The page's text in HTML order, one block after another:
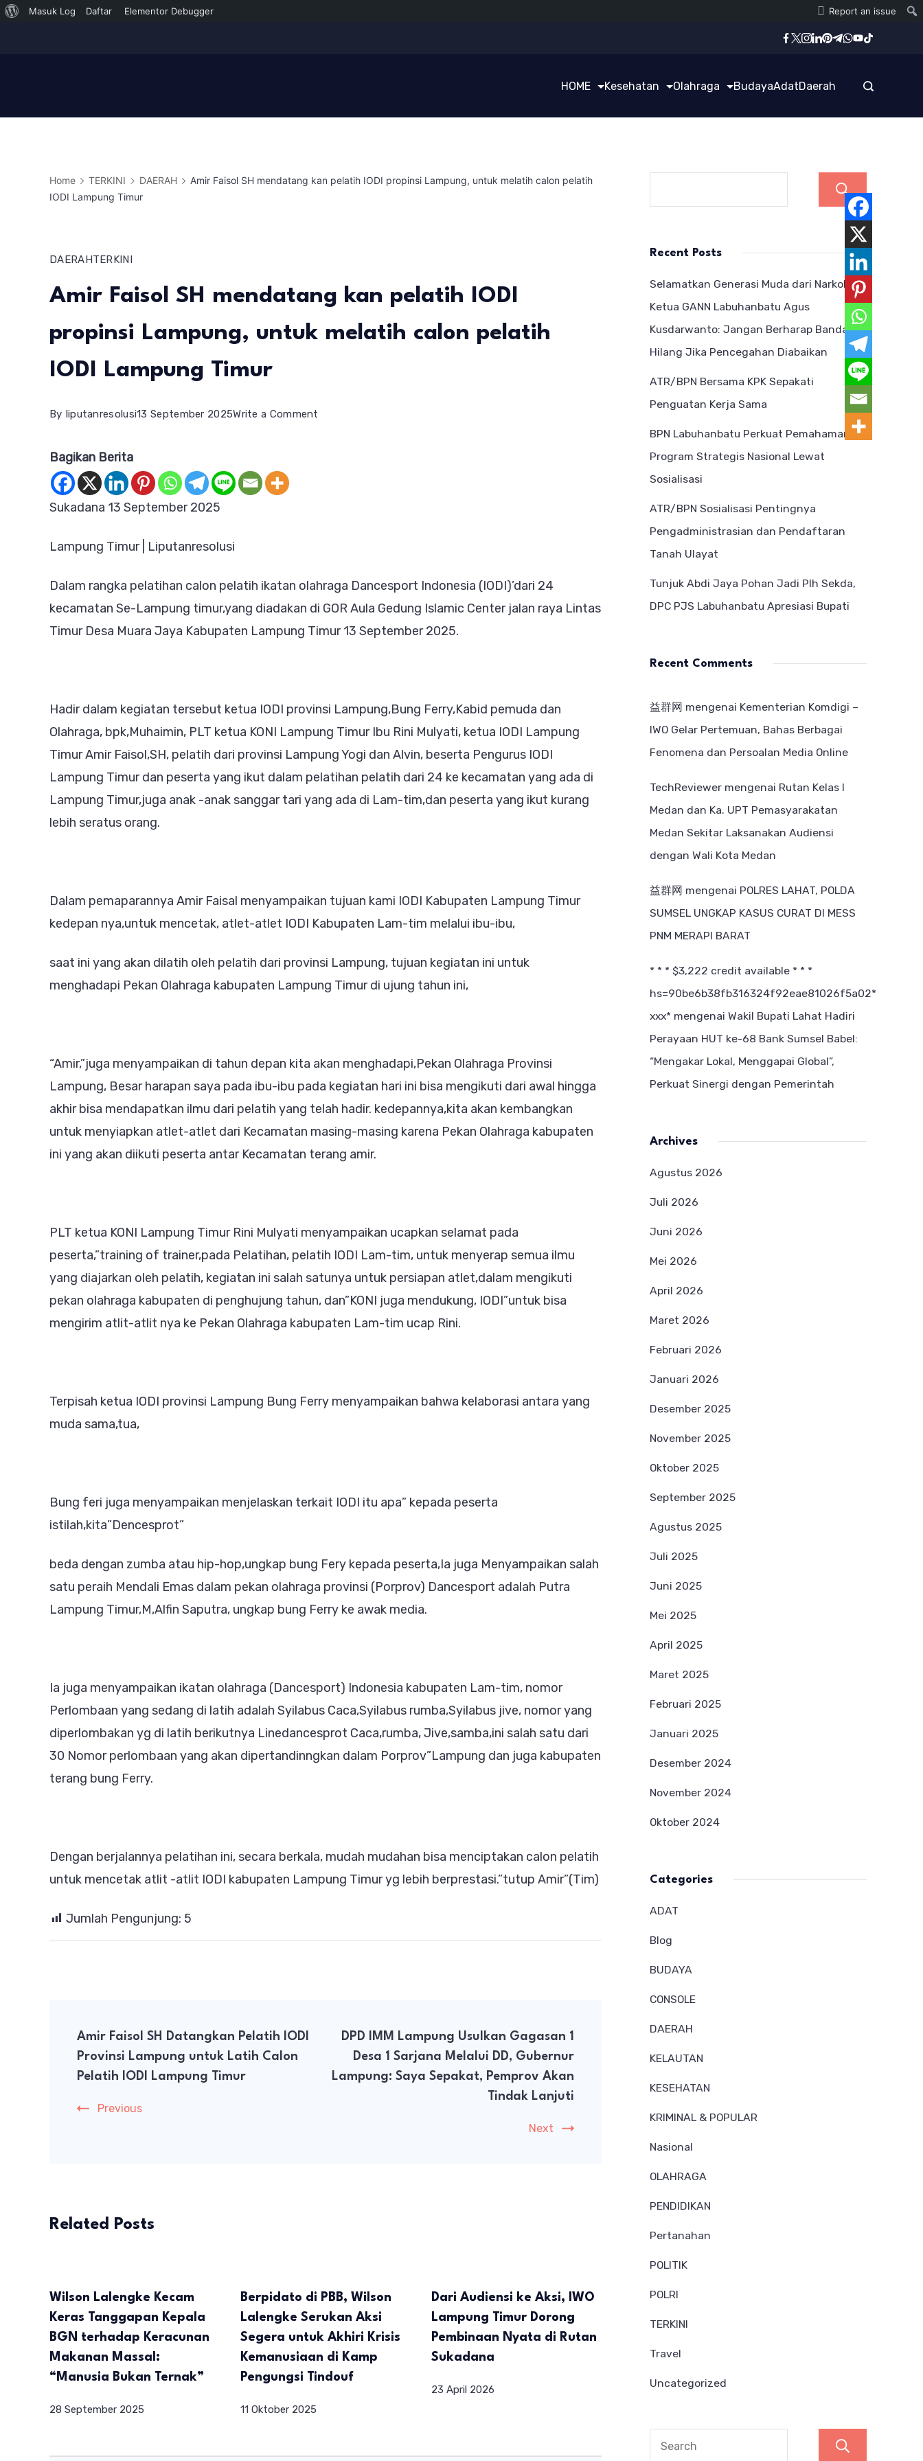
Tentang
Masuk Log Daftar Elementor Debugger Report an issue
HOME Kesehatan Olahraga BudayaAdatDaerah
Home TERKINI DAERAH
Amir Faisol SH mendatang kan pelatih IODI propinsi Lampung, untuk melatih calon pelatih
IODI Lampung Timur
DAERAHTERKINI
Amir Faisol SH mendatang kan pelatih IODI
propinsi Lampung, untuk melatih calon pelatih
IODI Lampung Timur
By liputanresolusi13 September 2025Write a Comment
propinsi
pelatih
IODI
Lampung
Timur
Bagikan Berita
Sukadana 13 September 2025
Lampung Timur | Liputanresolusi
Dalam rangka pelatihan calon pelatih ikatan olahraga Dancesport Indonesia (IODI)’dari 24
kecamatan Se-Lampung timur,yang diadakan di GOR Aula Gedung Islamic Center jalan raya Lintas
Timur Desa Muara Jaya Kabupaten Lampung Timur 13 September 2025.
Hadir dalam kegiatan tersebut ketua IODI provinsi Lampung,Bung Ferry,Kabid pemuda dan
Olahraga, bpk,Muhaimin, PLT ketua KONI Lampung Timur Ibu Rini Mulyati, ketua IODI Lampung
Timur Amir Faisol,SH, pelatih dari provinsi Lampung Yogi dan Alvin, beserta Pengurus IODI
Lampung Timur dan peserta yang ikut dalam pelatihan pelatih dari 24 ke kecamatan yang ada di
Lampung Timur,juga anak -anak sanggar tari yang ada di Lam-tim,dan peserta yang ikut kurang
lebih seratus orang.
Dalam pemaparannya Amir Faisal menyampaikan tujuan kami IODI Kabupaten Lampung Timur
kedepan nya,untuk mencetak, atlet-atlet IODI Kabupaten Lam-tim melalui ibu-ibu,
saat ini yang akan dilatih oleh pelatih dari provinsi Lampung, tujuan kegiatan ini untuk
menghadapi Pekan Olahraga kabupaten Lampung Timur di ujung tahun ini,
“Amir,”juga menyampaikan di tahun depan kita akan menghadapi,Pekan Olahraga Provinsi
Lampung, Besar harapan saya pada ibu-ibu pada kegiatan hari ini bisa mengikuti dari awal hingga
akhir bisa mendapatkan ilmu dari pelatih yang telah hadir. kedepannya,kita akan kembangkan
untuk menyiapkan atlet-atlet dari Kecamatan masing-masing karena Pekan Olahraga kabupaten
ini yang akan diikuti peserta antar Kecamatan terang amir.
PLT ketua KONI Lampung Timur Rini Mulyati menyampaikan ucapkan selamat pada
peserta,”training of trainer,pada Pelatihan, pelatih IODI Lam-tim, untuk menyerap semua ilmu
yang diajarkan oleh pelatih, kegiatan ini salah satunya untuk persiapan atlet,dalam mengikuti
pekan olahraga kabupaten di penghujung tahun, dan”KONI juga mendukung, IODI”untuk bisa
mengirim atlit-atlit nya ke Pekan Olahraga kabupaten Lam-tim ucap Rini.
Terpisah ketua IODI provinsi Lampung Bung Ferry menyampaikan bahwa kelaborasi antara yang
muda sama,tua,
Bung feri juga menyampaikan menjelaskan terkait IODI itu apa” kepada peserta
istilah,kita”Dencesprot”
beda dengan zumba atau hip-hop,ungkap bung Fery kepada peserta,Ia juga Menyampaikan salah
satu peraih Mendali Emas dalam pekan olahraga provinsi (Porprov) Dancesport adalah Putra
Lampung Timur,M,Alfin Saputra, ungkap bung Ferry ke awak media.
Ia juga menyampaikan ikatan olahraga (Dancesport) Indonesia kabupaten Lam-tim, nomor
Perlombaan yang sedang di latih adalah Syilabus Caca,Syilabus rumba,Syilabus jive, nomor yang
diperlombakan yg di latih berikutnya Linedancesprot Caca,rumba, Jive,samba,ini salah satu dari
30 Nomor perlombaan yang akan dipertandinngkan dalam Porprov”Lampung dan juga kabupaten
terang bung Ferry.
Dengan berjalannya pelatihan ini, secara berkala, mudah mudahan bisa menciptakan calon pelatih
untuk mencetak atlit -atlit IODI kabupaten Lampung Timur yg lebih berprestasi.”tutup Amir”(Tim)
Jumlah Pengunjung: 5
Navigation
Amir Faisol SH Datangkan Pelatih IODI
Provinsi Lampung untuk Latih Calon
Pelatih IODI Lampung Timur
Previous
DPD IMM Lampung Usulkan Gagasan 1
Desa 1 Sarjana Melalui DD, Gubernur
Lampung: Saya Sepakat, Pemprov Akan
Tindak Lanjuti
Next
Related Posts
Wilson Lalengke Kecam
Keras Tanggapan Kepala
BGN terhadap Keracunan
Makanan Massal:
“Manusia Bukan Ternak”
28 September 2025
Berpidato di PBB, Wilson
Lalengke Serukan Aksi
Segera untuk Akhiri Krisis
Kemanusiaan di Kamp
Pengungsi Tindouf
11 Oktober 2025
Dari Audiensi ke Aksi, IWO
Lampung Timur Dorong
Pembinaan Nyata di Rutan
Sukadana
23 April 2026
Recent Posts
Selamatkan Generasi Muda dari Narkoba,
Ketua GANN Labuhanbatu Agus
Kusdarwanto: Jangan Berharap Bandar
Hilang Jika Pencegahan Diabaikan
ATR/BPN Bersama KPK Sepakati
Penguatan Kerja Sama
BPN Labuhanbatu Perkuat Pemahaman
Program Strategis Nasional Lewat
Sosialisasi
ATR/BPN Sosialisasi Pentingnya
Pengadministrasian dan Pendaftaran
Tanah Ulayat
Tunjuk Abdi Jaya Pohan Jadi Plh Sekda,
DPC PJS Labuhanbatu Apresiasi Bupati
Recent Comments
益群网 mengenai Kementerian Komdigi –
IWO Gelar Pertemuan, Bahas Berbagai
Fenomena dan Persoalan Media Online
TechReviewer mengenai Rutan Kelas I
Medan dan Ka. UPT Pemasyarakatan
Medan Sekitar Laksanakan Audiensi
dengan Wali Kota Medan
益群网 mengenai POLRES LAHAT, POLDA
SUMSEL UNGKAP KASUS CURAT DI MESS
PNM MERAPI BARAT
* * * $3,222 credit available * * *
hs=90be6b38fb316324f92eae81026f5a02*
ххх* mengenai Wakil Bupati Lahat Hadiri
Perayaan HUT ke-68 Bank Sumsel Babel:
“Mengakar Lokal, Menggapai Global”,
Perkuat Sinergi dengan Pemerintah
Archives
Agustus 2026
Juli 2026
Juni 2026
Mei 2026
April 2026
Maret 2026
Februari 2026
Januari 2026
Desember 2025
November 2025
Oktober 2025
September 2025
Agustus 2025
Juli 2025
Juni 2025
Mei 2025
April 2025
Maret 2025
Februari 2025
Januari 2025
Desember 2024
November 2024
Oktober 2024
Categories
ADAT
Blog
BUDAYA
CONSOLE
DAERAH
KELAUTAN
KESEHATAN
KRIMINAL & POPULAR
Nasional
OLAHRAGA
PENDIDIKAN
Pertanahan
POLITIK
POLRI
TERKINI
Travel
Uncategorized